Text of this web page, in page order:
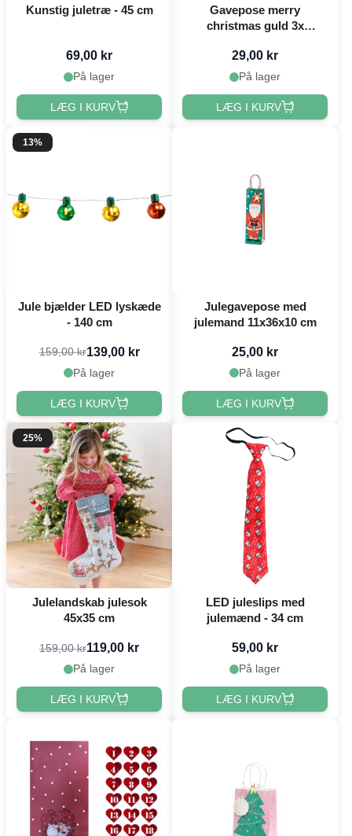
Kunstig juletræ - 45 cm
69,00 kr
På lager
LÆG I KURV
Gavepose merry
christmas guld 3x
29,00 kr
På lager
LÆG I KURV
13%
Jule bjælder LED lyskæde
- 140 cm
159,00 kr139,00 kr
På lager
LÆG I KURV
Julegavepose med
julemand 11x36x10 cm
25,00 kr
På lager
LÆG I KURV
25%
Julelandskab julesok
45x35 cm
159,00 kr119,00 kr
På lager
LÆG I KURV
LED juleslips med
julemænd - 34 cm
59,00 kr
På lager
LÆG I KURV